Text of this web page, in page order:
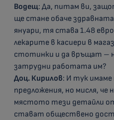
Водещ: Да, питам ви,
ще стане обаче
януари, тя става 1.48
лекарите в касиери в
стотинки и да връщат –
затрудни работата им?
Доц. Кирилов: И тук
предложения, но мисля,
мястото тези детайли
стават обществено